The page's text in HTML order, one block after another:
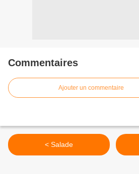
Commentaires
Ajouter un commentaire
< Salade